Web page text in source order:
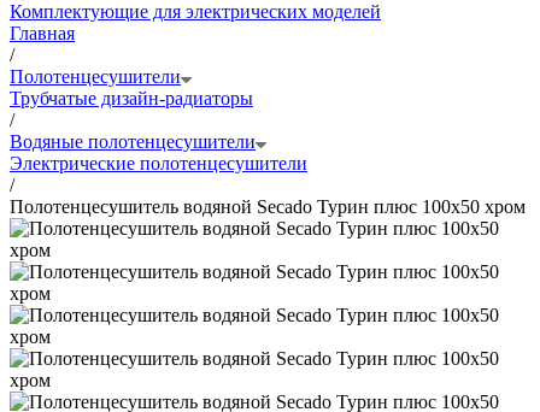
Комплектующие для электрических моделей
Главная
/
Полотенцесушители
Трубчатые дизайн-радиаторы
/
Водяные полотенцесушители
Электрические полотенцесушители
/
Полотенцесушитель водяной Secado Турин плюс 100x50 хром